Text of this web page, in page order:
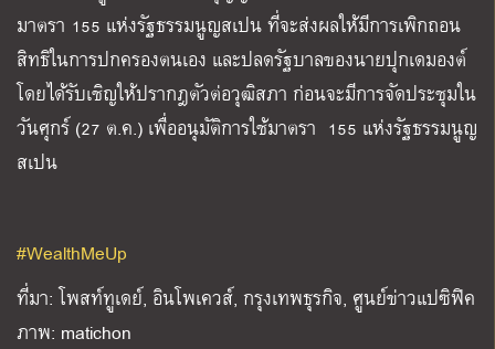
มาตรา 155 แห่งรัฐธรรมนูญสเปน ที่จะส่งผลให้มีการเพิกถอน
สิทธิในการปกครองตนเอง และปลดรัฐบาลของนายปุกเดมองต์
โดยได้รับเชิญให้ปรากฎตัวต่อวุฒิสภา ก่อนจะมีการจัดประชุมใน
วันศุกร์ (27 ต.ค.) เพื่ออนุมัติการใช้มาตรา 155 แห่งรัฐธรรมนูญ
สเปน
#WealthMeUp
ที่มา: โพสท์ทูเดย์, อินโพเควส์, กรุงเทพธุรกิจ, ศูนย์ข่าวแปซิฟิค
ภาพ: matichon